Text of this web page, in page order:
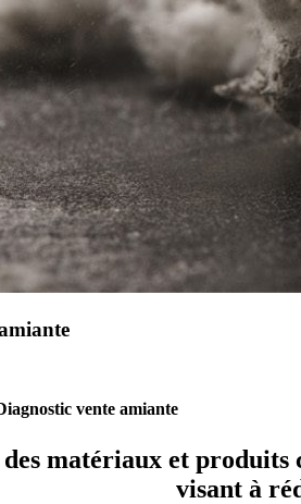
vente amiante
matériaux et produits
visant à